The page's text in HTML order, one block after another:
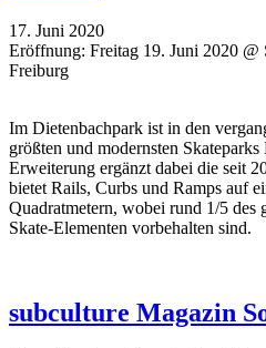
17. Juni 2020
Eröffnung: Freitag 19. Juni 2020 @
Freiburg
Im Dietenbachpark ist in den
größten und modernsten
Erweiterung ergänzt dabei die seit
bietet Rails, Curbs und Ramps auf
Quadratmetern, wobei rund 1/5 des
Skate-Elementen vorbehalten sind.
subculture Magazin